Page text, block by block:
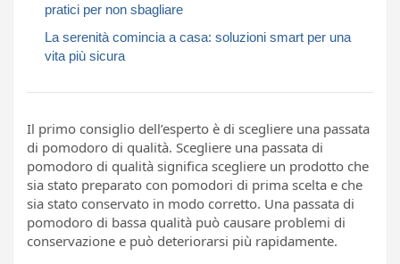
pratici per non sbagliare
La serenità comincia a casa: soluzioni smart per una
vita più sicura
Il primo consiglio dell’esperto è di scegliere una passata
di pomodoro di qualità. Scegliere una passata di
pomodoro di qualità significa scegliere un prodotto che
sia stato preparato con pomodori di prima scelta e che
sia stato conservato in modo corretto. Una passata di
pomodoro di bassa qualità può causare problemi di
conservazione e può deteriorarsi più rapidamente.